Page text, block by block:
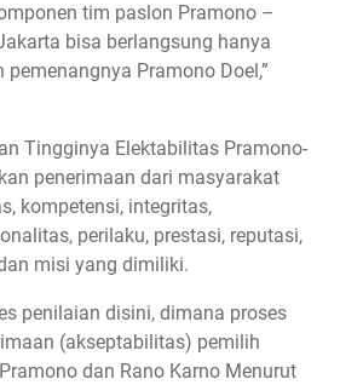
tim paslon Pramono –
bisa berlangsung hanya
Pramono Doel,”
Tingginya Elektabilitas Pramono-
penerimaan dari masyarakat
kompetensi, integritas,
perilaku, prestasi, reputasi,
misi yang dimiliki.
penilaian disini, dimana proses
(akseptabilitas) pemilih
dan Rano Karno Menurut